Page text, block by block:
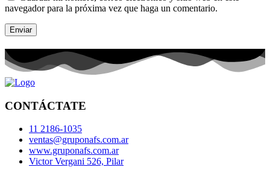
navegador para la próxima vez que haga un comentario.
CONTÁCTATE
11 2186-1035
ventas@gruponafs.com.ar
www.gruponafs.com.ar
Victor Vergani 526, Pilar